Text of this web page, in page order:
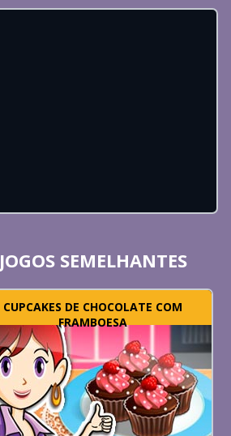
JOGOS SEMELHANTES
CUPCAKES DE CHOCOLATE COM
FRAMBOESA